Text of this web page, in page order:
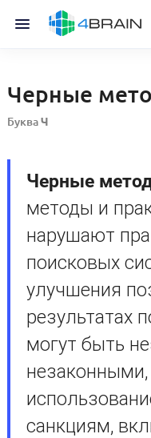
Черные
БукваЧ
Черные
методы и
нарушают
поисковых
улучшения
результатах
могут быть
незаконными,
санкциям,